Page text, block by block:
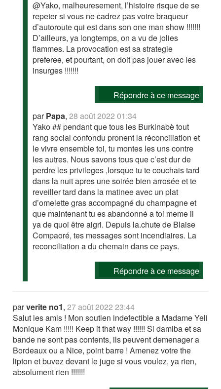
@Yako, malheuresement, l’histoire risque de se
repeter si vous ne cadrez pas votre braqueur
d’autoroute qui est dans son one man show !!!!!!!
D’ailleurs, ya longtemps, on a vu de jolies
flammes. La provocation est sa strategie
preferee, et pourtant, on doit pas jouer avec les
insurges !!!!!!!
Répondre à ce message
parPapa,28 août 2022 01:34
Yako ## pendant que tous les Burkinabè tout
rang social confondu pronent la réconciliation et
le vivre ensemble toi, tu montes les uns contre
les autres. Nous savons tous que c’est dur de
perdre les privileges ,lorsque tu te couchais tard
dans la nuit apres une soirée bien arrosée et te
reveiller tard dans la matinee avec un plat
d’omelette gras accompagné du champagne et
que maintenant tu es abandonné a toi meme il
ya de quoi être aigri. Depuis la.chute de Blaise
Compaoré, tes messages sont incendiaires. La
reconciliation a du chemain dans ce pays.
Répondre à ce message
parverite no1,27 août 2022 23:44
Salut les amis ! Mon soutien indefectible a Madame Yeli
Monique Kam !!!!! Keep it that way !!!!!! Si damiba et sa
bande ne sont pas contents, ils peuvent demenager a
Bordeaux ou a Nice, point barre ! Amenez votre the
lipton et buvez devant le juge si vous voulez, ya rien,
absolument rien !!!!!!!